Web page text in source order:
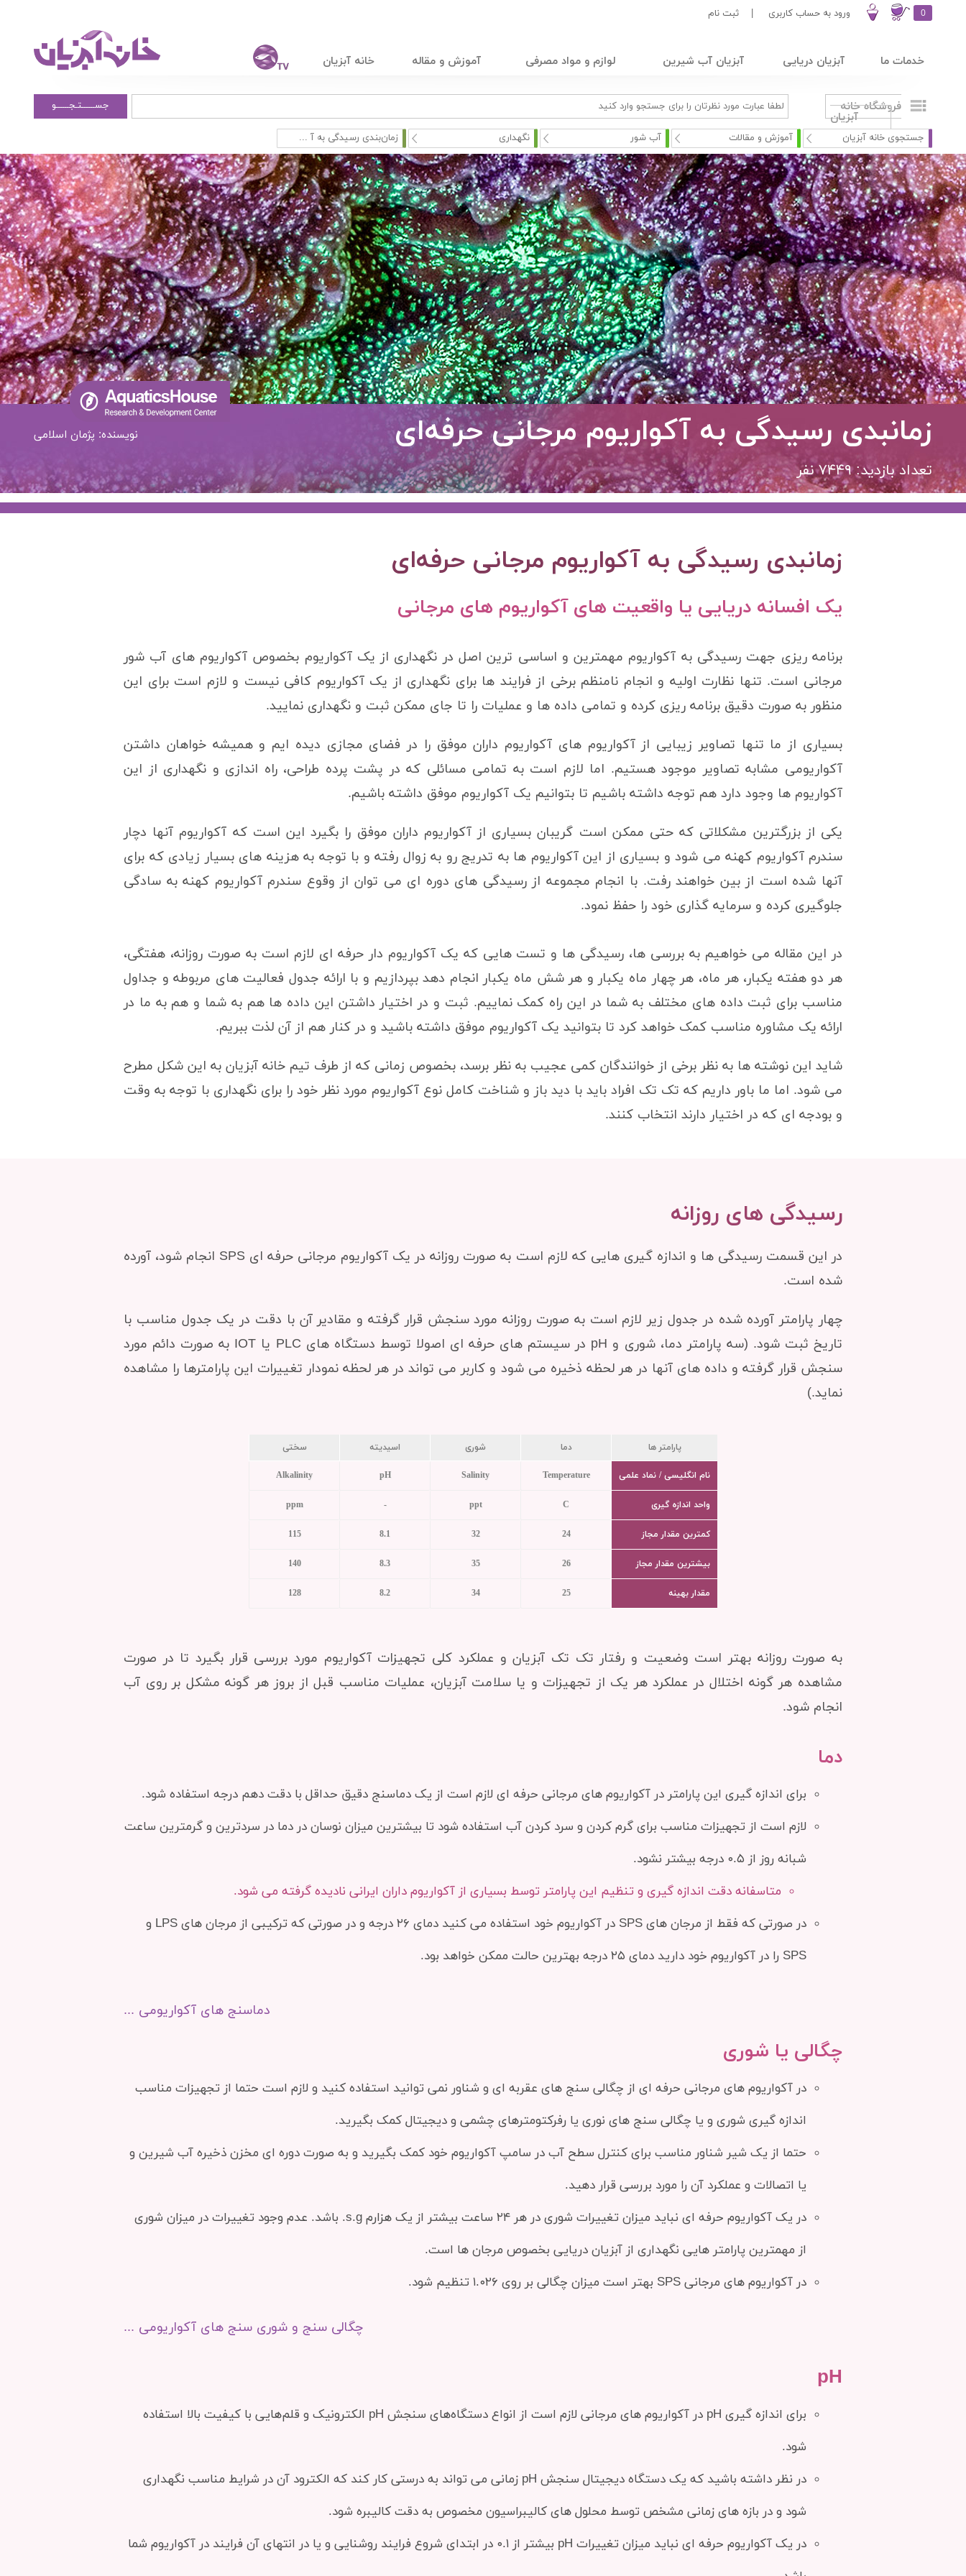
0 ورود به حساب کاربری ثبت نام
خدمات ما آبزیان دریایی آبزیان آب شیرین لوازم و مواد مصرفی آموزش و مقاله خانه آبزیان
فروشگاه خانه
آبزیان
جســــــتـجــــــو
جستجوی خانه آبزیان آموزش و مقالات آب شور نگهداری زمان‌بندی رسیدگی به آ ...
زمانبدی رسیدگی به آکواریوم مرجانی حرفه‌ای
تعداد بازدید: ۷۴۴۹ نفر
نویسنده: پژمان اسلامی
زمانبدی رسیدگی به آکواریوم مرجانی حرفه‌ای
یک افسانه دریایی یا واقعیت های آکواریوم های مرجانی
برنامه ریزی جهت رسیدگی به آکواریوم مهمترین و اساسی ترین اصل در نگهداری از یک آکواریوم بخصوص آکواریوم های آب شور
مرجانی است. تنها نظارت اولیه و انجام نامنظم برخی از فرایند ها برای نگهداری از یک آکواریوم کافی نیست و لازم است برای این
منظور به صورت دقیق برنامه ریزی کرده و تمامی داده ها و عملیات را تا جای ممکن ثبت و نگهداری نمایید.
بسیاری از ما تنها تصاویر زیبایی از آکواریوم های آکواریوم داران موفق را در فضای مجازی دیده ایم و همیشه خواهان داشتن
آکواریومی مشابه تصاویر موجود هستیم. اما لازم است به تمامی مسائلی که در پشت پرده طراحی، راه اندازی و نگهداری از این
آکواریوم ها وجود دارد هم توجه داشته باشیم تا بتوانیم یک آکواریوم موفق داشته باشیم.
یکی از بزرگترین مشکلاتی که حتی ممکن است گریبان بسیاری از آکواریوم داران موفق را بگیرد این است که آکواریوم آنها دچار
سندرم آکواریوم کهنه می شود و بسیاری از این آکواریوم ها به تدریج رو به زوال رفته و با توجه به هزینه های بسیار زیادی که برای
آنها شده است از بین خواهند رفت. با انجام مجموعه از رسیدگی های دوره ای می توان از وقوع سندرم آکواریوم کهنه به سادگی
جلوگیری کرده و سرمایه گذاری خود را حفظ نمود.
در این مقاله می خواهیم به بررسی ها، رسیدگی ها و تست هایی که یک آکواریوم دار حرفه ای لازم است به صورت روزانه، هفتگی،
هر دو هفته یکبار، هر ماه، هر چهار ماه یکبار و هر شش ماه یکبار انجام دهد بپردازیم و با ارائه جدول فعالیت های مربوطه و جداول
مناسب برای ثبت داده های مختلف به شما در این راه کمک نماییم. ثبت و در اختیار داشتن این داده ها هم به شما و هم به ما در
ارائه یک مشاوره مناسب کمک خواهد کرد تا بتوانید یک آکواریوم موفق داشته باشید و در کنار هم از آن لذت ببریم.
شاید این نوشته ها به نظر برخی از خوانندگان کمی عجیب به نظر برسد، بخصوص زمانی که از طرف تیم خانه آبزیان به این شکل مطرح
می شود. اما ما باور داریم که تک تک افراد باید با دید باز و شناخت کامل نوع آکواریوم مورد نظر خود را برای نگهداری با توجه به وقت
و بودجه ای که در اختیار دارند انتخاب کنند.
رسیدگی های روزانه
در این قسمت رسیدگی ها و اندازه گیری هایی که لازم است به صورت روزانه در یک آکواریوم مرجانی حرفه ای SPS انجام شود، آورده
شده است.
چهار پارامتر آورده شده در جدول زیر لازم است به صورت روزانه مورد سنجش قرار گرفته و مقادیر آن با دقت در یک جدول مناسب با
تاریخ ثبت شود. (سه پارامتر دما، شوری و pH در سیستم های حرفه ای اصولا توسط دستگاه های PLC یا IOT به صورت دائم مورد
سنجش قرار گرفته و داده های آنها در هر لحظه ذخیره می شود و کاربر می تواند در هر لحظه نمودار تغییرات این پارامترها را مشاهده
نماید.)
پارامتر ها دما شوری اسیدیته سختی
نام انگلیسی / نماد علمی Temperature
Salinity
pH
Alkalinity
واحد اندازه گیری C
ppt
-
ppm
کمترین مقدار مجاز 24
32
8.1
115
بیشترین مقدار مجاز 26
35
8.3
140
مقدار بهینه 25
34
8.2
128
به صورت روزانه بهتر است وضعیت و رفتار تک تک آبزیان و عملکرد کلی تجهیزات آکواریوم مورد بررسی قرار بگیرد تا در صورت
مشاهده هر گونه اختلال در عملکرد هر یک از تجهیزات و یا سلامت آبزیان، عملیات مناسب قبل از بروز هر گونه مشکل بر روی آب
انجام شود.
دما
برای اندازه گیری این پارامتر در آکواریوم های مرجانی حرفه ای لازم است از یک دماسنج دقیق حداقل با دقت دهم درجه استفاده شود.
لازم است از تجهیزات مناسب برای گرم کردن و سرد کردن آب استفاده شود تا بیشترین میزان نوسان در دما در سردترین و گرمترین ساعت
شبانه روز از ۰.۵ درجه بیشتر نشود.
متاسفانه دقت اندازه گیری و تنظیم این پارامتر توسط بسیاری از آکواریوم داران ایرانی نادیده گرفته می شود.
در صورتی که فقط از مرجان های SPS در آکواریوم خود استفاده می کنید دمای ۲۶ درجه و در صورتی که ترکیبی از مرجان های LPS و
SPS را در آکواریوم خود دارید دمای ۲۵ درجه بهترین حالت ممکن خواهد بود.
دماسنج های آکواریومی ...
چگالی یا شوری
در آکواریوم های مرجانی حرفه ای از چگالی سنج های عقربه ای و شناور نمی توانید استفاده کنید و لازم است حتما از تجهیزات مناسب
اندازه گیری شوری و یا چگالی سنج های نوری یا رفرکتومترهای چشمی و دیجیتال کمک بگیرید.
حتما از یک شیر شناور مناسب برای کنترل سطح آب در سامپ آکواریوم خود کمک بگیرید و به صورت دوره ای مخزن ذخیره آب شیرین و
یا اتصالات و عملکرد آن را مورد بررسی قرار دهید.
در یک آکواریوم حرفه ای نباید میزان تغییرات شوری در هر ۲۴ ساعت بیشتر از یک هزارم s.g. باشد. عدم وجود تغییرات در میزان شوری
از مهمترین پارامتر هایی نگهداری از آبزیان دریایی بخصوص مرجان ها است.
در آکواریوم های مرجانی SPS بهتر است میزان چگالی بر روی ۱.۰۲۶ تنظیم شود.
چگالی سنج و شوری سنج های آکواریومی ...
pH
برای اندازه گیری pH در آکواریوم های مرجانی لازم است از انواع دستگاه‌های سنجش pH الکترونیک و قلم‌هایی با کیفیت بالا استفاده
شود.
در نظر داشته باشید که یک دستگاه دیجیتال سنجش pH زمانی می تواند به درستی کار کند که الکترود آن در شرایط مناسب نگهداری
شود و در بازه های زمانی مشخص توسط محلول های کالیبراسیون مخصوص به دقت کالیبره شود.
در یک آکواریوم حرفه ای نباید میزان تغییرات pH بیشتر از ۰.۱ در ابتدای شروع فرایند روشنایی و یا در انتهای آن فرایند در آکواریوم شما